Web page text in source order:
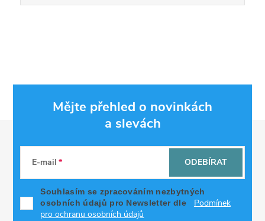
Mějte přehled o novinkách
a slevách
E-mail
Souhlasím se zpracováním nezbytných
osobních údajů pro Newsletter dle
Podmínek
pro ochranu osobních údajů
ODEBÍRAT